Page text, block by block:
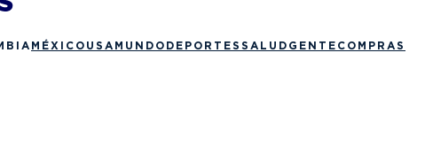
MÉXICO USA MUNDO DEPORTES SALUD GENTE COMPRAS